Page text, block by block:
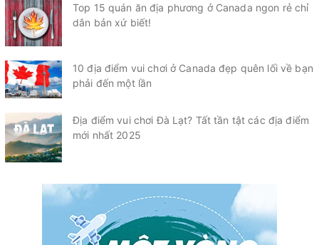
Top 15 quán ăn địa phương ở Canada ngon rẻ chỉ
dân bản xứ biết!
10 địa điểm vui chơi ở Canada đẹp quên lối về bạn
phải đến một lần
Địa điểm vui chơi Đà Lạt? Tất tần tật các địa điểm
mới nhất 2025